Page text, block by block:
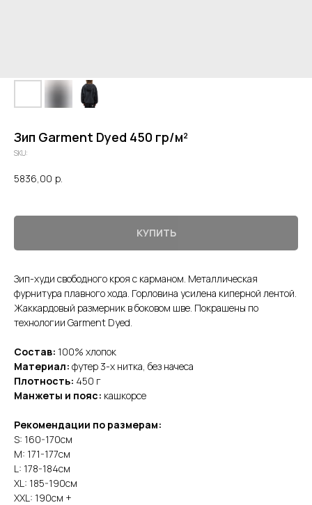
Зип Garment Dyed 450 гр/м²
SKU:
5836,00 р.
КУПИТЬ
Зип-худи свободного кроя с карманом. Металлическая
фурнитура плавного хода. Горловина усилена киперной лентой.
Жаккардовый размерник в боковом шве. Покрашены по
технологии Garment Dyed.
Состав: 100% хлопок
Материал: футер 3-х нитка, без начеса
Плотность: 450 г
Манжеты и пояс: кашкорсе
Рекомендации по размерам:
S: 160-170см
M: 171-177см
L: 178-184см
XL: 185-190см
XXL: 190см +